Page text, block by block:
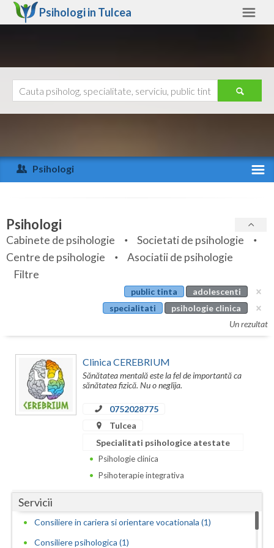
Psihologi in Tulcea
Arad
Arges
Bihor
Bistrita-Nasaud
Botosani
Bucuresti
Buzau
Calarasi
Covasna
Dambovita
Ajutor
Psihologi
Specialitati
Servicii
Articole
Psihologi
Cabinete de psihologie
Societati de psihologie
Centre de psihologie
Asociatii de psihologie
Filtre
public tinta
adolescenti
specialitati
psihologie clinica
Un rezultat
Clinica CEREBRIUM
Sănătatea mentală este la fel de importantă ca
sănătatea fizică. Nu o neglija.
0752028775
Tulcea
Specialitati psihologice atestate
Psihologie clinica
Psihoterapie integrativa
Servicii
Consiliere in cariera si orientare vocationala (1)
Consiliere psihologica (1)